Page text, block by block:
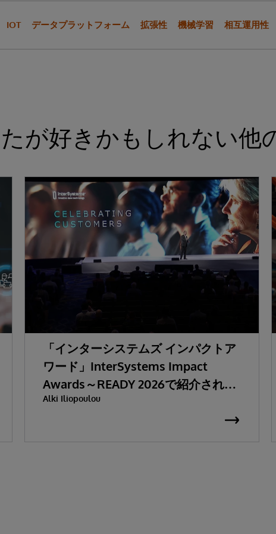
IOT データプラットフォーム 拡張性 機械学習 相互運用性
が好きかもしれない他
「インターシステムズ インパクトア
ワード」InterSystems Impact
Awards～READY 2026で紹介された
AIをはじめとする多彩なテーマ～
Alki Iliopoulou